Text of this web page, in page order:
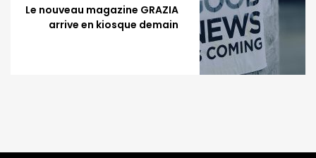
Le nouveau magazine GRAZIA
arrive en kiosque demain